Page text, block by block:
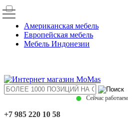
Американская мебель
Европейская мебель
Мебель Индонезии
Сейчас работаем
+7 985 220 10 58